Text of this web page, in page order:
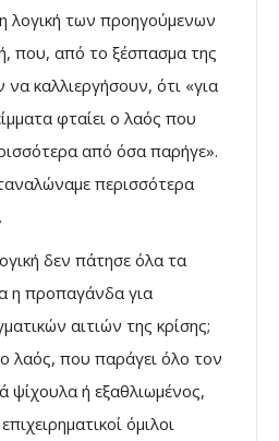
λογική των προηγούμενων
που, από το ξέσπασμα της
καλλιεργήσουν, ότι «για
φταίει ο λαός που
από όσα παρήγε».
περισσότερα
δεν πάτησε όλα τα
η προπαγάνδα για
αιτιών της κρίσης;
λαός, που παράγει όλο τον
ψίχουλα ή εξαθλιωμένος,
όμιλοι